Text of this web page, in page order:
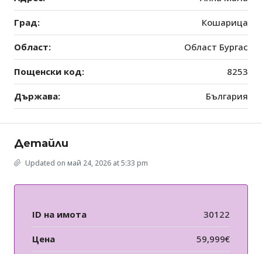
Град: Кошарица
Област: Област Бургас
Пощенски код: 8253
Държава: България
Детайли
Updated on май 24, 2026 at 5:33 pm
ID на имота 30122
Цена 59,999€